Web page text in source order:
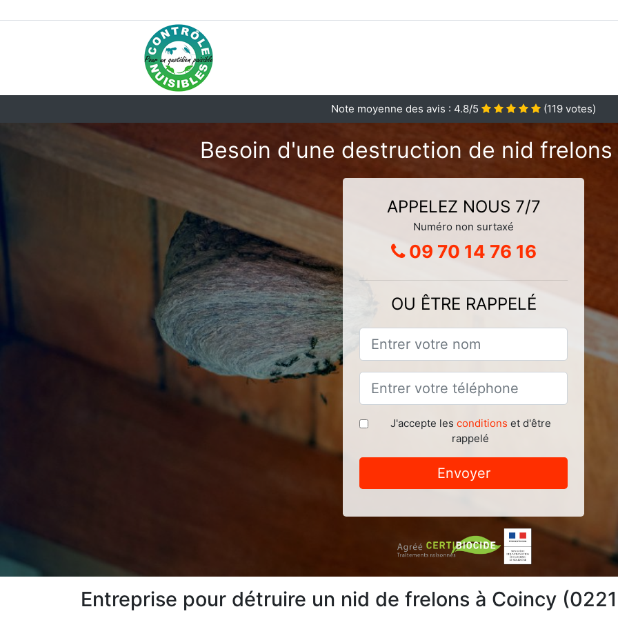
Note moyenne des avis : 4.8/5 (119 votes)
Besoin d'une destruction de nid frelons
APPELEZ NOUS 7/7
Numéro non surtaxé
09 70 14 76 16
OU ÊTRE RAPPELÉ
J'accepte les conditions et d'être
rappelé
Envoyer
Entreprise pour détruire un nid de frelons à Coincy